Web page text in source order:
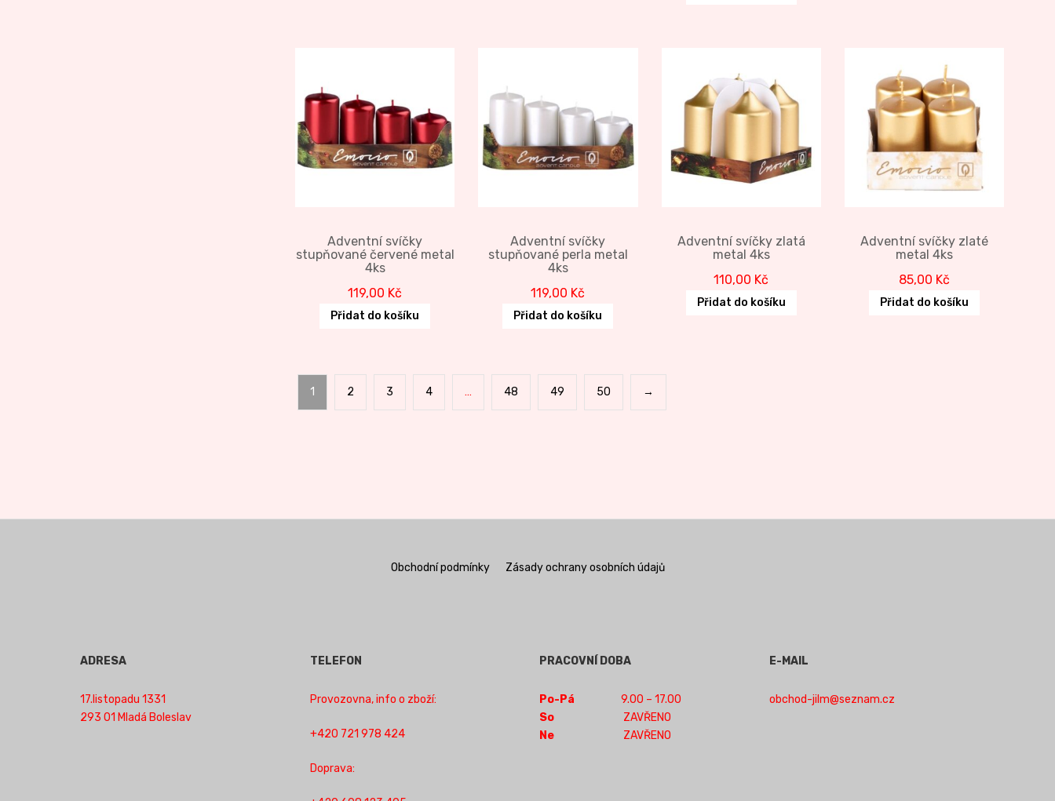
Adventní svíčky
stupňované červené metal
4ks
119,00 Kč
Přidat do košíku
Adventní svíčky
stupňované perla metal
4ks
119,00 Kč
Přidat do košíku
Adventní svíčky zlatá
metal 4ks
110,00 Kč
Přidat do košíku
Adventní svíčky zlaté
metal 4ks
85,00 Kč
Přidat do košíku
1 2 3 4 … 48 49 50 →
Obchodní podmínky Zásady ochrany osobních údajů
ADRESA
17.listopadu 1331
293 01 Mladá Boleslav
TELEFON
Provozovna, info o zboží:
+420 721 978 424
Doprava:
PRACOVNÍ DOBA
Po-Pá
9.00 – 17.00
So
ZAVŘENO
Ne
ZAVŘENO
E-MAIL
obchod-jilm@seznam.cz